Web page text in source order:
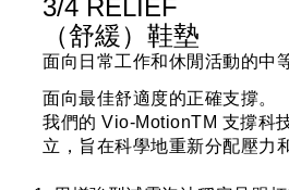
3/4 RELIEF
（舒緩）鞋墊
面向日常工作和休閒活動的中
面向最佳舒適度的正確支撐。
我們的 Vio-MotionTM 支撐科
立，旨在科學地重新分配壓力